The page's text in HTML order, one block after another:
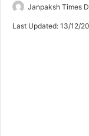
Janpaksh Times
Last Updated: 13/12/